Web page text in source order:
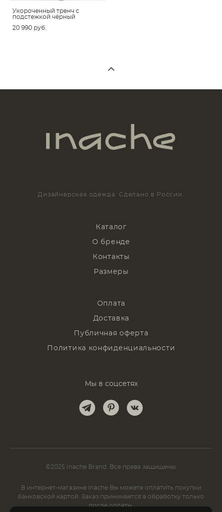
Укороченный тренч с
подстежкой чёрный
20 990 pуб.
Дизайнерская одежда. Сделано в России.
Каталог
О бренде
Контакты
Размеры
Оплата
Доставка
Публичная оферта
Политика конфиденциальности
Мы в соцсетях
©2025 Inache Brand. Все права защищены.
В интернет-магазине inache Вы можете оплатить покупки
банковской картой. Заказ принимается в обработку только
после оплаты.